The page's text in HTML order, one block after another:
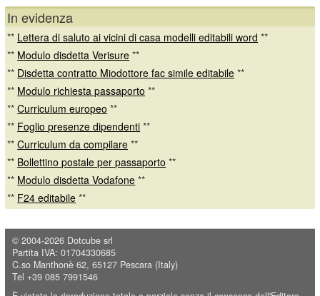
In evidenza
** Lettera di saluto ai vicini di casa modelli editabili word **
** Modulo disdetta Verisure **
** Disdetta contratto Miodottore fac simile editabile **
** Modulo richiesta passaporto **
**Curriculum europeo **
** Foglio presenze dipendenti **
**Curriculum da compilare **
** Bollettino postale per passaporto **
** Modulo disdetta Vodafone **
** F24 editabile **
© 2004-2026 Dotcube srl
Partita IVA: 01704330685
C.so Manthonè 62, 65127 Pescara (Italy)
Tel +39 085 7991546